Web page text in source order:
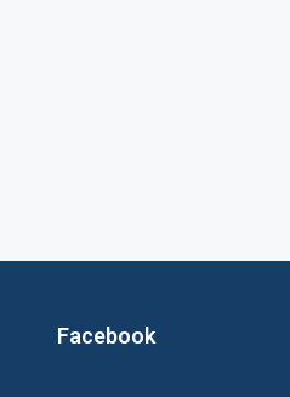
Facebook